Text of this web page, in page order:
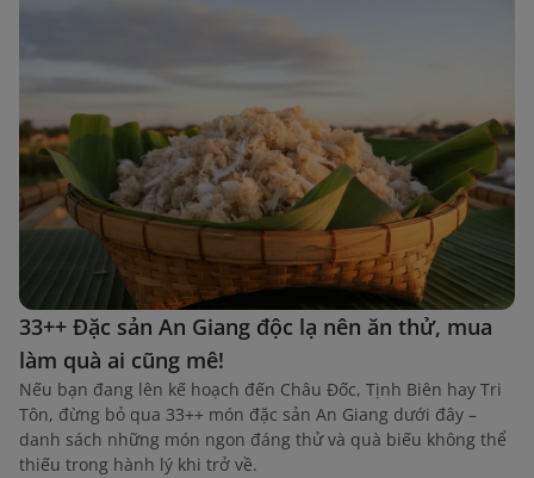
33++ Đặc sản An Giang độc lạ nên ăn thử, mua
làm quà ai cũng mê!
Nếu bạn đang lên kế hoạch đến Châu Đốc, Tịnh Biên hay Tri
Tôn, đừng bỏ qua 33++ món đặc sản An Giang dưới đây –
danh sách những món ngon đáng thử và quà biếu không thể
thiếu trong hành lý khi trở về.